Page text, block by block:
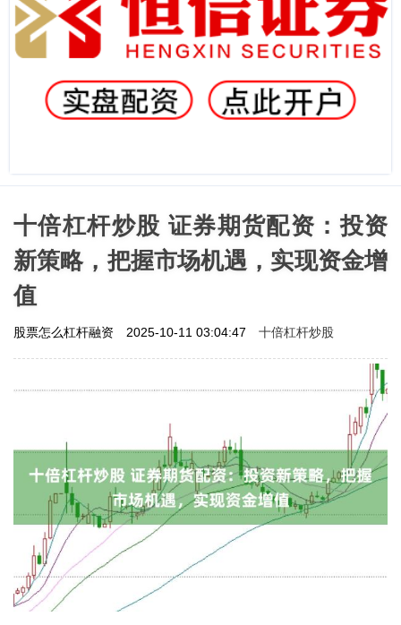
十倍杠杆炒股 证券期货配资：投资
新策略，把握市场机遇，实现资金增
值
股票怎么杠杆融资 2025-10-11 03:04:47 十倍杠杆炒股